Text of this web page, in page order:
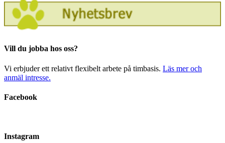
Vill du jobba hos oss?
Vi erbjuder ett relativt flexibelt arbete på timbasis. Läs mer och
anmäl intresse.
Facebook
Instagram